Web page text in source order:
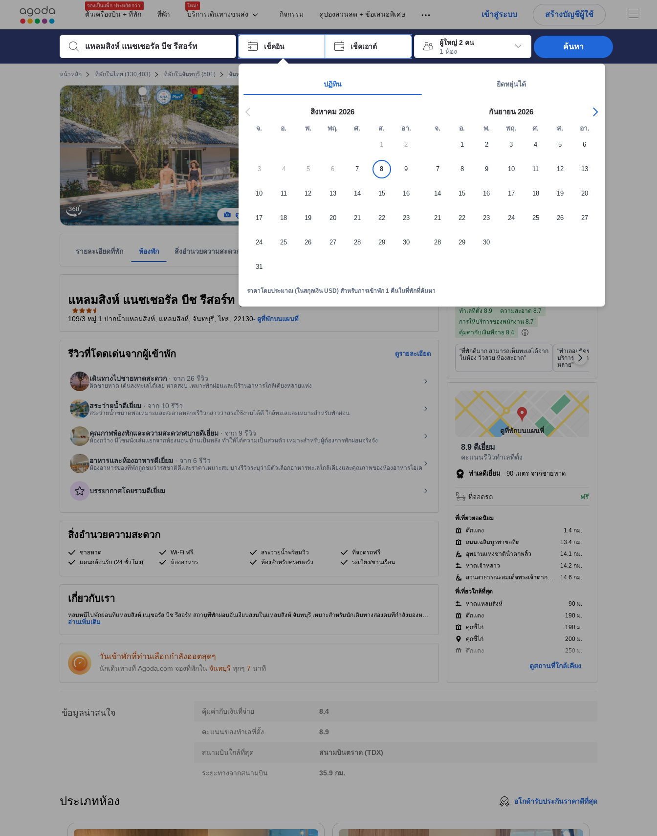
จองเป็นแพ็ก ประหยัดกว่า!
ตั๋วเครื่องบิน + ที่พัก ที่พัก
ใหม่!
บริการเดินทางขนส่ง กิจกรรม คูปองส่วนลด + ข้อเสนอพิเศษ เข้าสู่ระบบ สร้างบัญชีผู้ใช้
พิมพ์ชื่อที่พักหรือคำที่ต้องการค้นหา จากนั้นใช้ปุ่มลูกศรหรือปุ่ม Tab เพื่อเลื่อนหาคำที่ต้องการ แล้วกดปุ่ม Enter เพื่อเลือก
เช็คอิน เช็คเอาต์
ผู้ใหญ่ 2 คน
1 ห้อง
กด Enter เพื่อเลือกวันที่ ใช้ปุ่มลูกศรเพื่อเลือกวันเช็คอินและเช็คเอาต์ เมื่อไปถึงวันเช็คอินที่ต้องการ ให้กดปุ่ม Enter เพื่อเลือกวันเช็คอินดังกล่าว ทำซ้ำขั้นตอ
ปฏิทิน ยืดหยุ่นได้
สิงหาคม 2026
จ. อ. พ. พฤ. ศ. ส. อา.
1 2
3 4 5 6 7 8 9
10 11 12 13 14 15 16
17 18 19 20 21 22 23
24 25 26 27 28 29 30
31
กันยายน 2026
จ. อ. พ. พฤ. ศ. ส. อา.
1 2 3 4 5 6
7 8 9 10 11 12 13
14 15 16 17 18 19 20
21 22 23 24 25 26 27
28 29 30
ราคาโดยประมาณ (ในสกุลเงิน USD) สำหรับการเข้าพัก 1 คืนในที่พักที่ค้นหา
ค้นหา
หน้าหลัก ที่พักในไทย (130,403) ที่พักในจันทบุรี (501) จันทบุรี รีสอร์ต
ดูรูปทั้งหมด
รายละเอียดที่พัก ห้องพัก สิ่งอำนวยความสะดวก
แหลมสิงห์ แนชเชอรัล บีช รีสอร์ท (Leamsing Natural Beach Resort)
109/3 หมู่ 1 ปากน้ำแหลมสิงห์, แหลมสิงห์, จันทบุรี, ไทย, 22130- ดูที่พักบนแผนที่
รีวิวที่โดดเด่นจากผู้เข้าพัก ดูรายละเอียด
เดินทางไปชายหาดสะดวก· จาก 26 รีวิว
ติดชายหาด เดินลงทะเลได้เลย หาดสงบ เหมาะพักผ่อนและมีร้านอาหารใกล้เคียงหลายแห่ง
สระว่ายน้ำดีเยี่ยม· จาก 10 รีวิว
สระว่ายน้ำขนาดพอเหมาะและสะอาดหลายรีวิวกล่าวว่าสระใช้งานได้ดี ใกล้ทะเลและเหมาะสำหรับพักผ่อน
คุณภาพห้องพักและความสะดวกสบายดีเยี่ยม· จาก 9 รีวิว
ห้องกว้าง มีโซนนั่งเล่นแยกจากห้องนอน บ้านเป็นหลัง ทำให้ได้ความเป็นส่วนตัว เหมาะสำหรับผู้ต้องการพักผ่อนจริงจัง
อาหารและห้องอาหารดีเยี่ยม · จาก 6 รีวิว
ห้องอาหารของที่พักถูกชมว่ารสชาติดีและราคาเหมาะสม บางรีวิวระบุว่ามีตัวเลือกอาหารทะเลใกล้เคียงและคุณภาพของห้องอาหารโอเค
บรรยากาศโดยรวมดีเยี่ยม
สิ่งอำนวยความสะดวก
ชายหาด Wi-Fi ฟรี สระว่ายน้ำพร้อมวิว
ที่จอดรถฟรี
แผนกต้อนรับ (24 ชั่วโมง)
ห้องอาหาร ห้องสำหรับครอบครัว ระเบียง/ชานเรือน
เกี่ยวกับเรา
หลบหนีไปพักผ่อนที่แหลมสิงห์ เนเชอรัล บีช รีสอร์ท สถานที่พักผ่อนอันเงียบสงบในแหลมสิงห์ จันทบุรี เหมาะสำหรับนักเดินทางสองคนที่กำลังมองหาส
ถานที่พักผ่อนอันเงียบสงบ สถานที่พักผ่อนอันงดงามแห่งนี้นำเสนอทิวทัศน์อันน่าทึ่งของอ่าวไทย ดื่มด่ำไปกับความหรูหราพร้อมการเข้าถึงความ
อ่านเพิ่มเติม
วันเข้าพักที่ท่านเลือกกำลังฮอตสุดๆ
นักเดินทางที่ Agoda.com จองที่พักใน จันทบุรี ทุกๆ 7 นาที
ทำเลที่ตั้ง 8.9
ความสะอาด 8.7
การให้บริการของพนักงาน 8.7
คุ้มค่ากับเงินที่จ่าย 8.4
"ที่พักดีมาก สามารถเห็นทะเลได้จาก
ในห้อง วิวสวย ห้องสะอาด"
"ทำเลอยู่ติดชายหาด น้องๆพนักงาน
บริการดีมาก อาหารเช้าหลาก
หลาย"
ดูที่พักบนแผนที่
8.9 ดีเยี่ยม
คะแนนรีวิวทำเลที่ตั้ง
ทำเลดีเยี่ยม - 90 เมตร จากชายหาด
ที่จอดรถ ฟรี
ที่เที่ยวยอดนิยม
ตึกแดง
1.4 กม.
ถนนเฉลิมบูรพาชลทิต
13.4 กม.
อุทยานแห่งชาติน้ําตกพลิ้ว
14.1 กม.
หาดเจ้าหลาว
14.2 กม.
สวนสาธารณะสมเด็จพระเจ้าตากสินมหาราช
14.6 กม.
ที่เที่ยวใกล้ที่สุด
หาดแหลมสิงห์
90 ม.
ตึกแดง
190 ม.
คุกขี้ไก่
190 ม.
คุกขี้ไก่
200 ม.
ตึกแดง
250 ม.
ดูสถานที่ใกล้เคียง
ข้อมูลน่าสนใจ คุ้มค่ากับเงินที่จ่าย 8.4
คะแนนของทำเลที่ตั้ง 8.9
สนามบินใกล้ที่สุด สนามบินตราด (TDX)
ระยะทางจากสนามบิน 35.9 กม.
ประเภทห้อง อโกด้ารับประกันราคาดีที่สุด
รีวิวทั้งหมดของอโกด้ามาจากผู้เข้าพักจริง ซึ่งเขียนหลังจากการเดินทางไปเข้าพัก ดังนั้น คะแนนรีวิวและความคิดเห็นที่แสดงบนอโกด้า จึงมาจากประสบการณ์ตรงของผู้เข้าพักอย่างแท้จริง
คะแนนรีวิวที่ได้รับล่าสุด
คะแนนรีวิว 10 ครั้งล่าสุดของที่พัก
9.2 9.6 10 10 9.2 9.2 10
ทำเลที่ตั้ง 8.9 เต็ม 10 คะแนน ถือว่าได้คะแนนสูงในจันทบุรี
ความสะอาด 8.7 เต็ม 10 คะแนน ถือว่าได้คะแนนสูงในจันทบุรี
การให้บริการของพนักงาน 8.7 เต็ม 10 คะแนน ถือว่าได้คะแนนสูงในจันทบุรี
คุ้มค่ากับเงินที่จ่าย 8.4 เต็ม 10 คะแนน ถือว่าได้คะแนนสูงในจันทบุรี
สิ่งอำนวยความสะดวก 8.3 เต็ม 10 คะแนน ถือว่าได้คะแนนสูงในจันทบุรี
ความสะดวกสบายและคุณภาพของห้องพัก 7.6 เต็ม 10 คะแนน
Mentioned in 22 reviews
Mentioned in 20 reviews
Mentioned in 17 reviews
Mentioned in 13 reviews
Mentioned in 9 reviews
Mentioned in 8 reviews
Mentioned in 8 reviews
Mentioned in 7 reviews
Mentioned in 6 reviews